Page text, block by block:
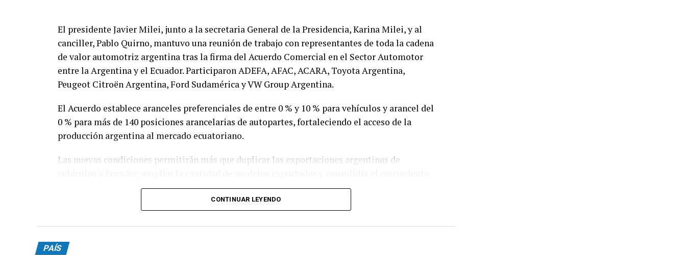
El presidente Javier Milei, junto a la secretaria General de la Presidencia, Karina Milei, y al
canciller, Pablo Quirno, mantuvo una reunión de trabajo con representantes de toda la cadena
de valor automotriz argentina tras la firma del Acuerdo Comercial en el Sector Automotor
entre la Argentina y el Ecuador. Participaron ADEFA, AFAC, ACARA, Toyota Argentina,
Peugeot Citroën Argentina, Ford Sudamérica y VW Group Argentina.
El Acuerdo establece aranceles preferenciales de entre 0 % y 10 % para vehículos y arancel del
0 % para más de 140 posiciones arancelarias de autopartes, fortaleciendo el acceso de la
producción argentina al mercado ecuatoriano.
Las nuevas condiciones permitirán más que duplicar las exportaciones argentinas de
de uno de los principales complejos industriales y exportadores del país.
CONTINUAR LEYENDO
PAÍS